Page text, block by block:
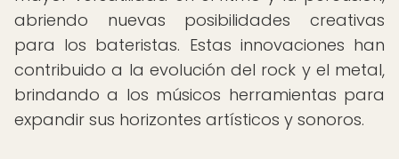
abriendo nuevas posibilidades creativas
para los bateristas. Estas innovaciones han
contribuido a la evolución del rock y el metal,
brindando a los músicos herramientas para
expandir sus horizontes artísticos y sonoros.